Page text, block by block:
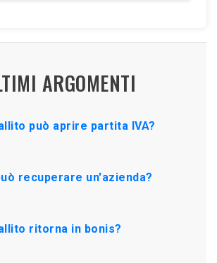
ARGOMENTI
può aprire partita IVA?
recuperare un'azienda?
ritorna in bonis?